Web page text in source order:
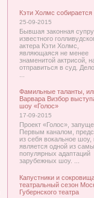
Кэти Холмс собирается
25-09-2015
Бывшая законная
известного
актера Кэти Холмс,
являющаяся не менее
знаменитой актрисой,
отправиться в суд.
Фамильные таланты,
Варвара Визбор
шоу «Голос»
17-09-2015
Проект «Голос»,
Первым каналом,
из себя вокальное шоу,
является одной из
популярных адаптаций
зарубежных шоу. ...
Капустники и
театральный сезон
Губернского театра